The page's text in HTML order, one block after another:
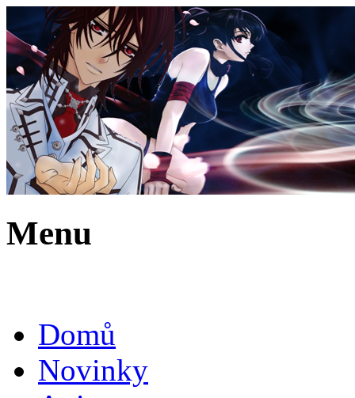
Menu
Domů
Novinky